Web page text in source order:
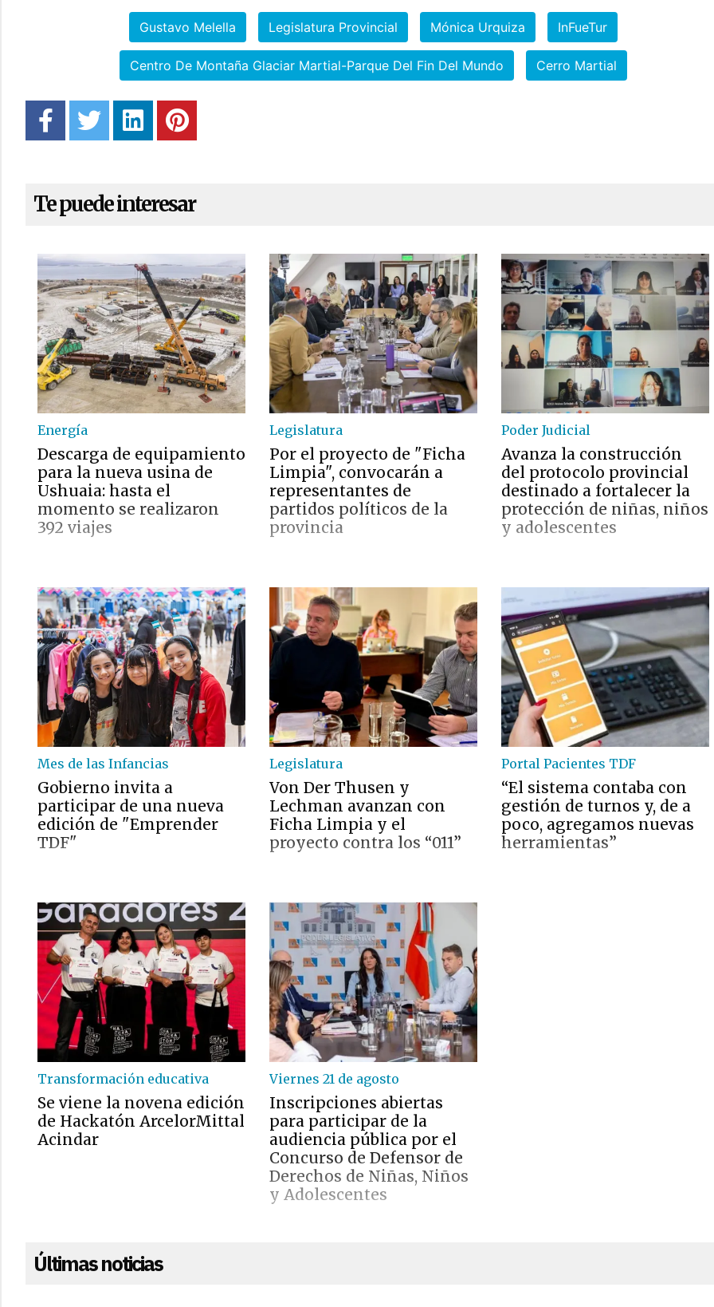
Gustavo Melella Legislatura Provincial Mónica Urquiza InFueTur
Centro De Montaña Glaciar Martial-Parque Del Fin Del Mundo Cerro Martial
Te puede interesar
Energía
Descarga de equipamiento
para la nueva usina de
Ushuaia: hasta el
momento se realizaron
392 viajes
Legislatura
Por el proyecto de "Ficha
Limpia", convocarán a
representantes de
partidos políticos de la
provincia
Poder Judicial
Avanza la construcción
del protocolo provincial
destinado a fortalecer la
protección de niñas, niños
y adolescentes
Mes de las Infancias
Gobierno invita a
participar de una nueva
edición de "Emprender
TDF"
Legislatura
Von Der Thusen y
Lechman avanzan con
Ficha Limpia y el
proyecto contra los “011”
Portal Pacientes TDF
“El sistema contaba con
gestión de turnos y, de a
poco, agregamos nuevas
herramientas”
Transformación educativa
Se viene la novena edición
de Hackatón ArcelorMittal
Acindar
Viernes 21 de agosto
Inscripciones abiertas
para participar de la
audiencia pública por el
Concurso de Defensor de
Derechos de Niñas, Niños
y Adolescentes
Últimas noticias